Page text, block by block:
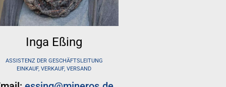
Inga Eßing
ASSISTENZ DER GESCHÄFTSLEITUNG
EINKAUF, VERKAUF, VERSAND